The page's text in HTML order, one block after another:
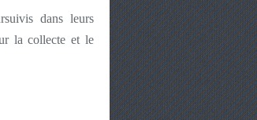
dans leurs
la collecte et le